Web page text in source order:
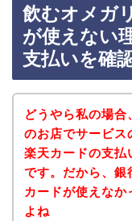
飲むオメガ
が使えない
支払いを確
どうやら私の場合
のお店でサービス
楽天カードの支払
です。だから、銀
カードが使えな
よね